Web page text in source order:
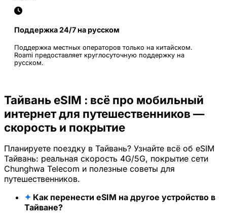
Поддержка 24/7 на русском
Поддержка местных операторов только на китайском.
Roami предоставляет круглосуточную поддержку на
русском.
Тайвань eSIM : всё про мобильный
интернет для путешественников —
скорость и покрытие
Планируете поездку в Тайвань? Узнайте всё об eSIM
Тайвань: реальная скорость 4G/5G, покрытие сети
Chunghwa Telecom и полезные советы для
путешественников.
✦ Как перенести eSIM на другое устройство в
Тайване?